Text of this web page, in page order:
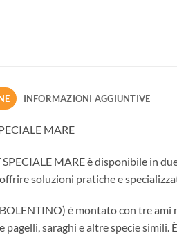
INFORMAZIONI AGGIUNTIVE
MARE
MARE è disponibile in
soluzioni pratiche e
è montato con tre ami
pagelli, saraghi e altre specie simili.